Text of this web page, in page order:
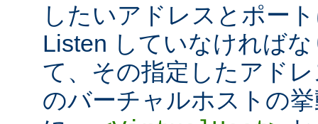
したいアドレスとポー
Listen していなければ
て、その指定したアド
のバーチャルホストの